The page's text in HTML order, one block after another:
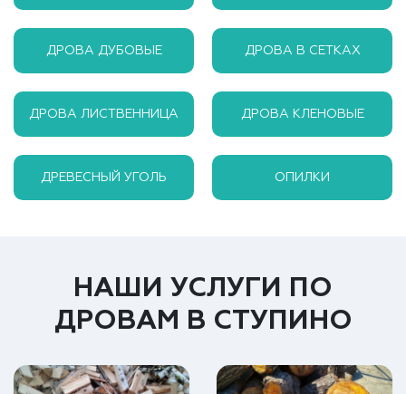
ДРОВА ДУБОВЫЕ ДРОВА В СЕТКАХ
ДРОВА ЛИСТВЕННИЦА ДРОВА КЛЕНОВЫЕ
ДРЕВЕСНЫЙ УГОЛЬ ОПИЛКИ
НАШИ УСЛУГИ ПО
ДРОВАМ В СТУПИНО